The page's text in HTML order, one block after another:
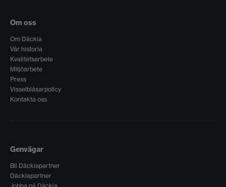
Om oss
Om Däckia
Vår historia
Kvalitetsarbete
Miljöarbete
Press
Visselblåsarpolicy
Kontakta oss
Genvägar
Bli Däckiapartner
Däckiapartner